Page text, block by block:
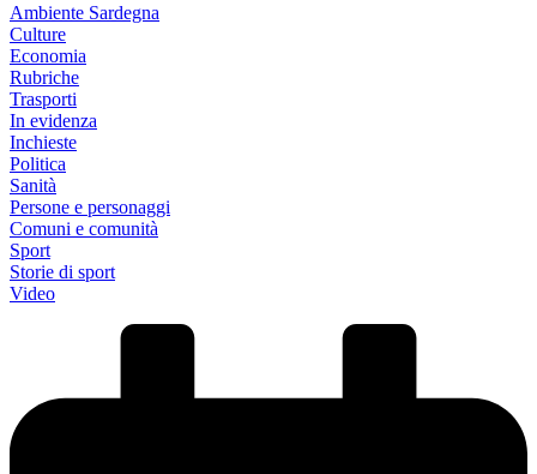
Ambiente Sardegna
Culture
Economia
Rubriche
Trasporti
In evidenza
Inchieste
Politica
Sanità
Persone e personaggi
Comuni e comunità
Sport
Storie di sport
Video